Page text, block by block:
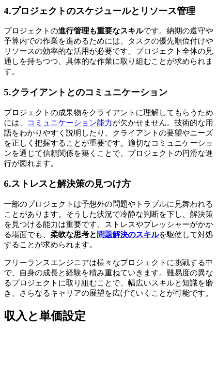
4.プロジェクトのスケジュールとリソース管理
プロジェクトの進行管理も重要なスキルです。納期の遵守や
予算内での作業を進めるためには、タスクの優先順位付けや
リソースの効率的な活用が必要です。プロジェクト全体の見
通しを持ちつつ、具体的な作業に取り組むことが求められま
す。
5.クライアントとのコミュニケーション
プロジェクトの成果物をクライアントに理解してもらうため
には、
コミュニケーション能力が欠かせません。技術的な用
語をわかりやすく説明したり、クライアントの要望やニーズ
を正しく把握することが重要です。適切なコミュニケーショ
ンを通じて信頼関係を築くことで、プロジェクトの円滑な進
行が図れます。
6.ストレスと解決策の見つけ方
一部のプロジェクトは予想外の問題やトラブルに見舞われる
ことがあります。そうした状況で冷静な判断を下し、解決策
を見つける能力は重要です。ストレスやプレッシャーがかか
る場面でも、 柔軟な思考と 問題解決のスキルを駆使して対処
することが求められます。
フリーランスエンジニアは様々なプロジェクトに挑戦する中
で、自身の成長と経験を積み重ねていきます。難易度の異な
るプロジェクトに取り組むことで、幅広いスキルと知識を磨
き、さらなるキャリアの展望を広げていくことが可能です。
収入と単価設定